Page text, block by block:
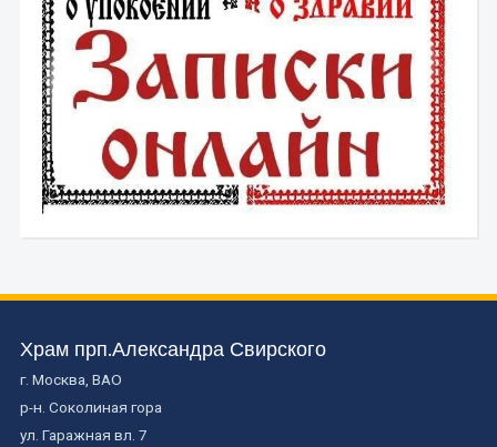
Храм прп.Александра Свирского
г. Москва, ВАО
р-н. Соколиная гора
ул. Гаражная вл. 7